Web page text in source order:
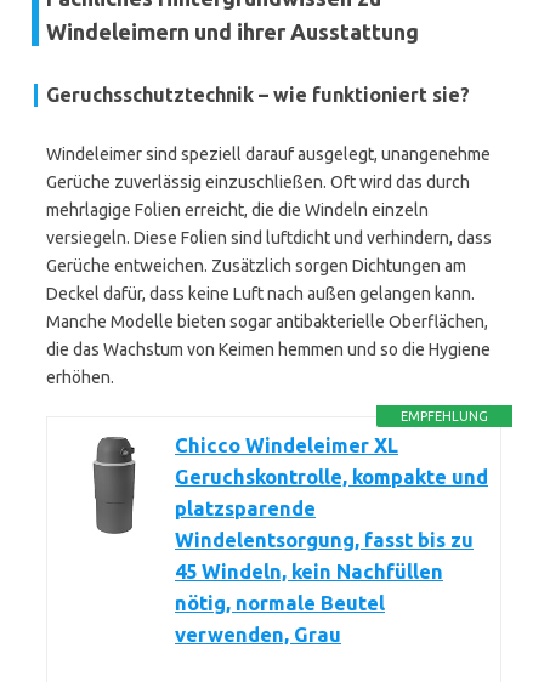
Windeleimern und ihrer Ausstattung
Geruchsschutztechnik – wie funktioniert sie?
Windeleimer sind speziell darauf ausgelegt, unangenehme
Gerüche zuverlässig einzuschließen. Oft wird das durch
mehrlagige Folien erreicht, die die Windeln einzeln
versiegeln. Diese Folien sind luftdicht und verhindern, dass
Gerüche entweichen. Zusätzlich sorgen Dichtungen am
Deckel dafür, dass keine Luft nach außen gelangen kann.
Manche Modelle bieten sogar antibakterielle Oberflächen,
die das Wachstum von Keimen hemmen und so die Hygiene
erhöhen.
EMPFEHLUNG
Chicco Windeleimer XL
Geruchskontrolle, kompakte und
platzsparende
Windelentsorgung, fasst bis zu
45 Windeln, kein Nachfüllen
nötig, normale Beutel
verwenden, Grau